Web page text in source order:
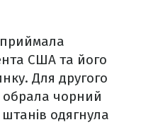
США та його
Для другого
обрала чорний
одягнула